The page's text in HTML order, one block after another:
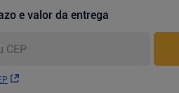
e valor da entrega